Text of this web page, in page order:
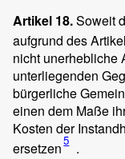
Artikel 18.Soweit
aufgrund des
nicht unerhebliche
unterliegenden
bürgerliche
einen dem Maße
Kosten der
ersetzen5 .